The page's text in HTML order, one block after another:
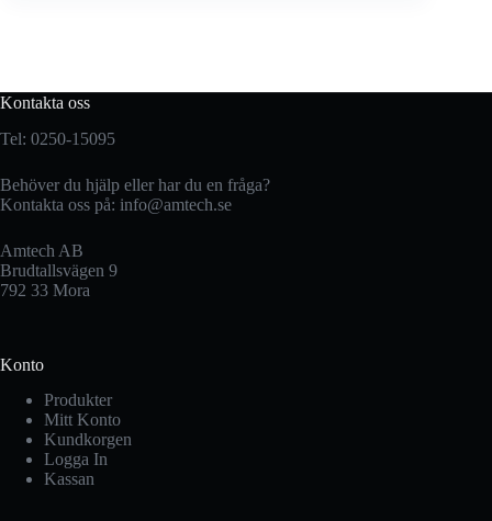
Kontakta oss
Tel: 0250-15095
Behöver du hjälp eller har du en fråga?
Kontakta oss på: info@amtech.se
Amtech AB
Brudtallsvägen 9
792 33 Mora
Konto
Produkter
Mitt Konto
Kundkorgen
Logga In
Kassan